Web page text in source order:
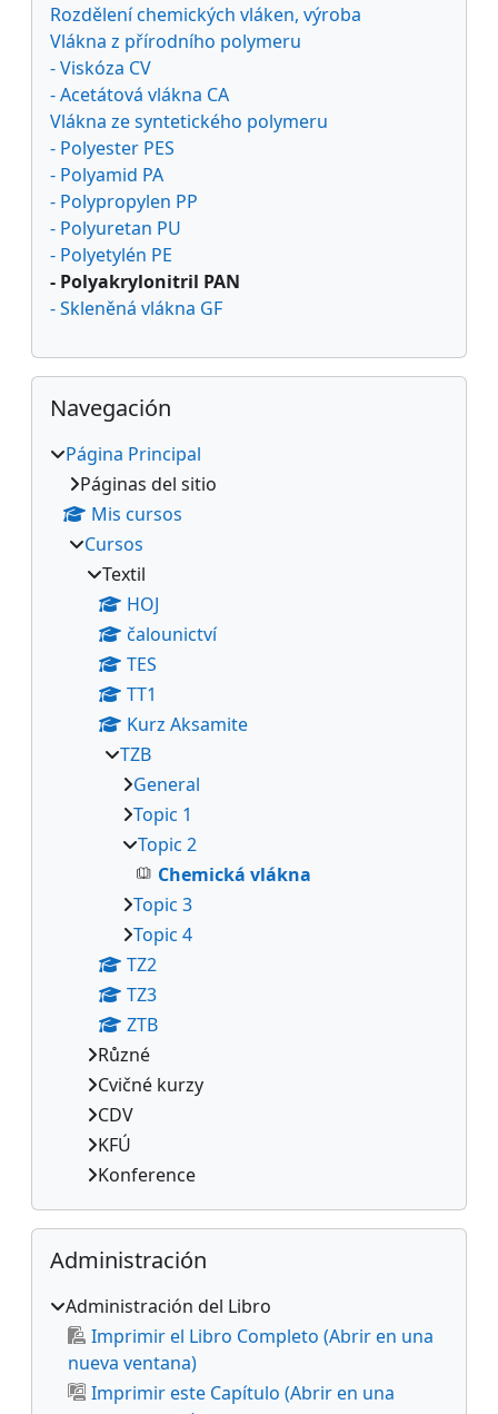
Rozdělení chemických vláken, výroba
Vlákna z přírodního polymeru
- Viskóza CV
- Acetátová vlákna CA
Vlákna ze syntetického polymeru
- Polyester PES
- Polyamid PA
- Polypropylen PP
- Polyuretan PU
- Polyetylén PE
- Polyakrylonitril PAN
- Skleněná vlákna GF
Salta Navegación
Navegación
Página Principal
Páginas del sitio
Mis cursos
Cursos
Textil
HOJ
čalounictví
TES
TT1
Kurz Aksamite
TZB
General
Topic 1
Topic 2
Chemická vlákna
Topic 3
Topic 4
TZ2
TZ3
ZTB
Různé
Cvičné kurzy
CDV
KFÚ
Konference
Salta Administración
Administración
Administración del Libro
Imprimir el Libro Completo (Abrir en una
nueva ventana)
Imprimir este Capítulo (Abrir en una